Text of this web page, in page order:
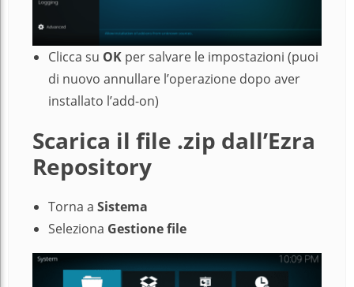
Clicca su OK per salvare le impostazioni (puoi
di nuovo annullare l’operazione dopo aver
installato l’add-on)
Scarica il file .zip dall’Ezra
Repository
Torna a Sistema
Seleziona Gestione file